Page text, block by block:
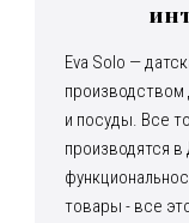
Eva Solo —
производством
и посуды. Все
производятся в
товары - все